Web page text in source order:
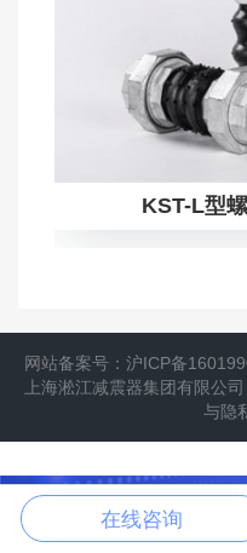
KST-L型
提供隔振方案
拨打021-6697 7771，获取
网站备案号： 沪ICP备
上海淞江减震器集团有限公司
与隐
在线咨询